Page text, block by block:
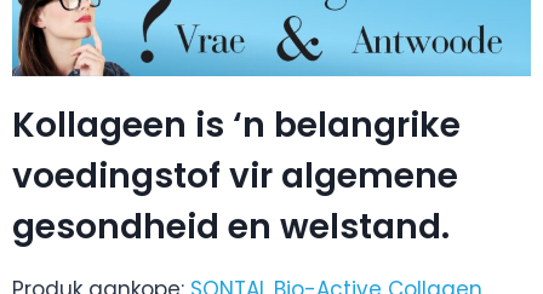
Kollageen is ‘n belangrike
voedingstof vir algemene
gesondheid en welstand.